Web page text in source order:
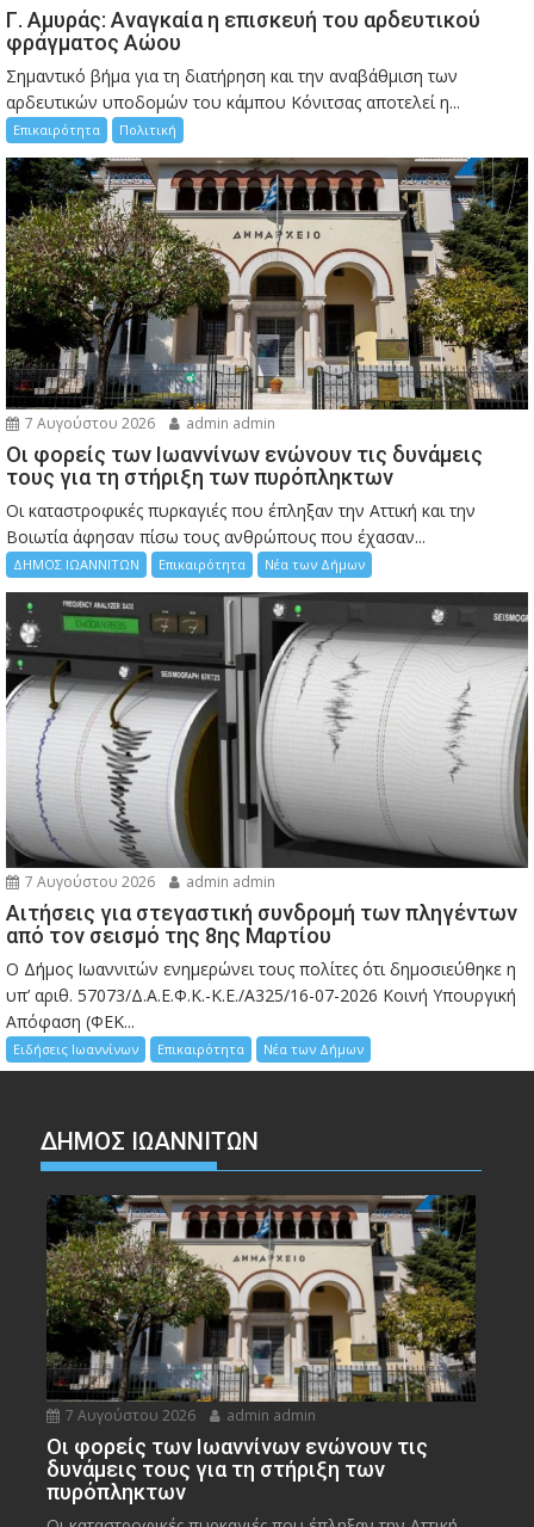
Γ. Αμυράς: Αναγκαία η επισκευή του αρδευτικού
φράγματος Αώου
Σημαντικό βήμα για τη διατήρηση και την αναβάθμιση των
αρδευτικών υποδομών του κάμπου Κόνιτσας αποτελεί η...
Επικαιρότητα Πολιτική
7 Αυγούστου 2026 admin admin
Οι φορείς των Ιωαννίνων ενώνουν τις δυνάμεις
τους για τη στήριξη των πυρόπληκτων
Οι καταστροφικές πυρκαγιές που έπληξαν την Αττική και την
Bοιωτία άφησαν πίσω τους ανθρώπους που έχασαν...
ΔΗΜΟΣ ΙΩΑΝΝΙΤΩΝ Επικαιρότητα Νέα των Δήμων
7 Αυγούστου 2026 admin admin
Αιτήσεις για στεγαστική συνδρομή των πληγέντων
από τον σεισμό της 8ης Μαρτίου
Ο Δήμος Ιωαννιτών ενημερώνει τους πολίτες ότι δημοσιεύθηκε η
υπ’ αριθ. 57073/Δ.Α.Ε.Φ.Κ.-Κ.Ε./Α325/16-07-2026 Κοινή Υπουργική
Απόφαση (ΦΕΚ...
Ειδήσεις Ιωαννίνων Επικαιρότητα Νέα των Δήμων
ΔΗΜΟΣ ΙΩΑΝΝΙΤΩΝ
7 Αυγούστου 2026 admin admin
Οι φορείς των Ιωαννίνων ενώνουν τις
δυνάμεις τους για τη στήριξη των
πυρόπληκτων